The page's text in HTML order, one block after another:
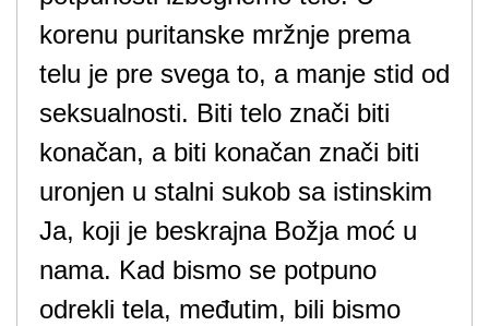
korenu puritanske mržnje prema
telu je pre svega to, a manje stid od
seksualnosti. Biti telo znači biti
konačan, a biti konačan znači biti
uronjen u stalni sukob sa istinskim
Ja, koji je beskrajna Božja moć u
nama. Kad bismo se potpuno
odrekli tela, međutim, bili bismo